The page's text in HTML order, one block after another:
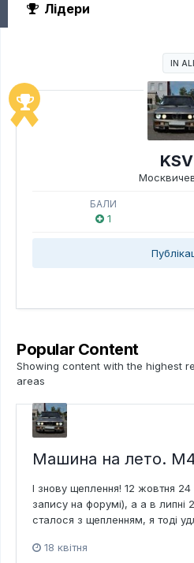
Лідери
IN
KSV
БАЛИ
1
Popular Content
Showing content with the highest
areas
Машина на лето.
І знову щеплення! 12 жовтня
запису на форумі), а а в
сталося з щепленням, я тоді
18 квітня